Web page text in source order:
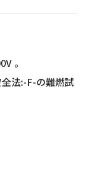
。
法:-F-の難燃試